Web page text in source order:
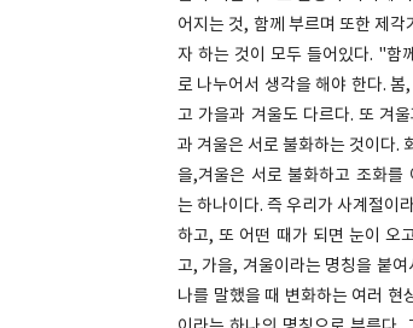
어지는 것, 함께 부르며 또한 제
자 하는 것이 모두 들어있다. "함
로 나누어서 생각을 해야 한다.
고 가을과 겨울도 다르다. 또 겨
과 겨울은 서로 불화하는 것이다.
을,겨울은 서로 불화하고 조화를
는 하나이다. 즉 우리가 사계절이
하고, 또 어떤 때가 되면 눈이 오
고, 가을, 겨울이라는 명칭을 붙
나를 말했을 때 변화하는 여러 현